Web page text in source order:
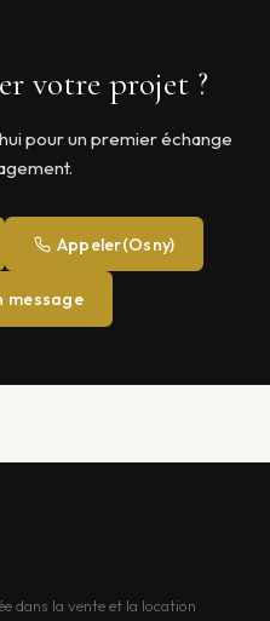
votre projet ?
pour un premier échange
Appeler(Osny)
message
dans la vente et la location